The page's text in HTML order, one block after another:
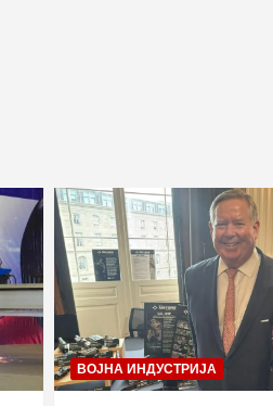
ВОЈНА ИНДУСТРИЈА